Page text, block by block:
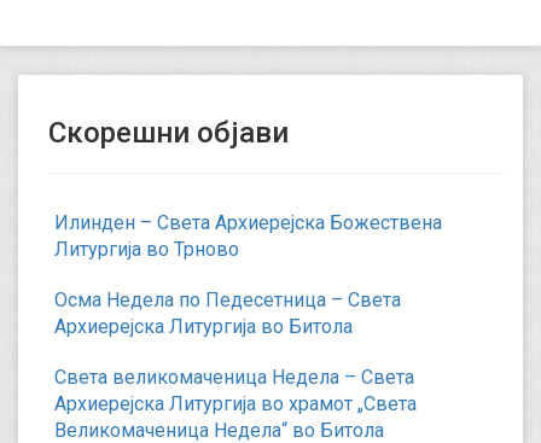
Скорешни објави
Илинден – Света Архиерејска Божествена
Литургија во Трново
Осма Недела по Педесетница – Света
Архиерејска Литургија во Битола
Света великомаченица Недела – Света
Архиерејска Литургија во храмот „Света
Великомаченица Недела“ во Битола